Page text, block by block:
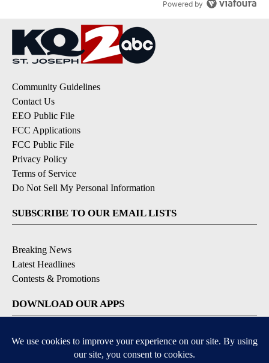
Powered by
Community Guidelines
Contact Us
EEO Public File
FCC Applications
FCC Public File
Privacy Policy
Terms of Service
Do Not Sell My Personal Information
SUBSCRIBE TO OUR EMAIL LISTS
Breaking News
Latest Headlines
Contests & Promotions
DOWNLOAD OUR APPS
Available for iOS and Android